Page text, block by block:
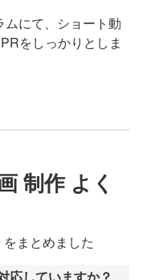
にて、ショート動
をしっかりとしま
制作 よく
まとめました